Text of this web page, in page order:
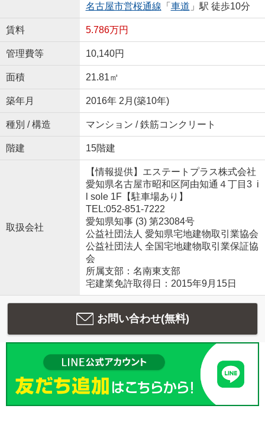
名古屋市営桜通線 「 車道 」駅 徒歩10分
賃料 5.786万円
管理費等 10,140円
面積 21.81㎡
築年月 2016年 2月(築10年)
種別 / 構造 マンション / 鉄筋コンクリート
階建 15階建
取扱会社
【情報提供】エステートプラス株式会社
愛知県名古屋市昭和区阿由知通４丁目3 i
l sole 1F【駐車場あり】
TEL:052-851-7222
愛知県知事 (3) 第23084号
公益社団法人 愛知県宅地建物取引業協会
公益社団法人 全国宅地建物取引業保証協
会
所属支部：名南東支部
宅建業免許取得日：2015年9月15日
お問い合わせ(無料)